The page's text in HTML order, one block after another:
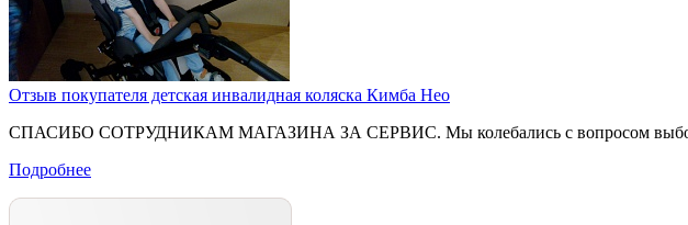
Отзыв покупателя детская инвалидная коляска Кимба Нео
СПАСИБО СОТРУДНИКАМ МАГАЗИНА ЗА СЕРВИС. Мы колебались с вопросом выбора
Подробнее